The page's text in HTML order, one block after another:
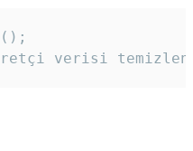
verisi